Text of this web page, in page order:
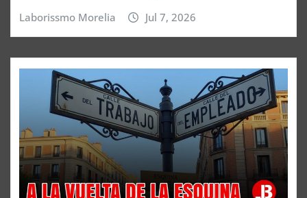
Laborissmo Morelia Jul 7, 2026